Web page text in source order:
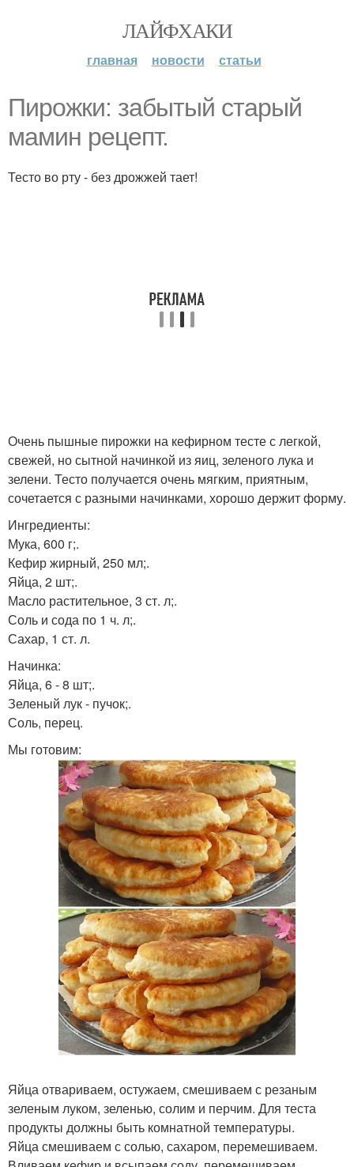
ЛАЙФХАКИ
главная новости статьи
Пиpoжки: зaбытый стapый
мaмин рeцепт.
Тесто во рту - без дрожжей тает!
Очень пышные пирожки на кефирном тесте с легкой,
свежей, но сытной начинкой из яиц, зеленого лука и
зелени. Тесто получается очень мягким, приятным,
сочетается с разными начинками, хорошо держит форму.
Ингредиенты:
Мука, 600 г;.
Кефир жирный, 250 мл;.
Яйца, 2 шт;.
Масло растительное, 3 ст. л;.
Соль и сода по 1 ч. л;.
Сахар, 1 ст. л.
Начинка:
Яйца, 6 - 8 шт;.
Зеленый лук - пучок;.
Соль, перец.
Мы готовим:
Яйца отвариваем, остужаем, смешиваем с резаным
зеленым луком, зеленью, солим и перчим. Для теста
продукты должны быть комнатной температуры.
Яйца смешиваем с солью, сахаром, перемешиваем.